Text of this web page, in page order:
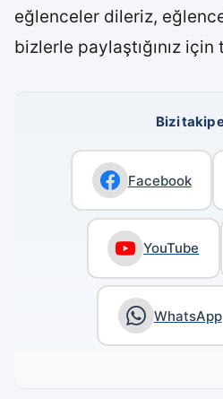
eğlenceler dileriz,
bizlerle paylaştığınız
Bizi takip
Facebook
YouTube
WhatsApp